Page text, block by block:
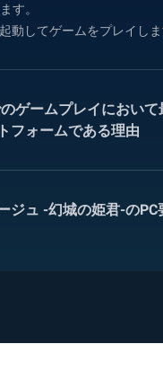
す。
動してゲームをプレイしま
ゲームプレイにおいて
フォームである理由
ジュ -幻城の姫君-のPC